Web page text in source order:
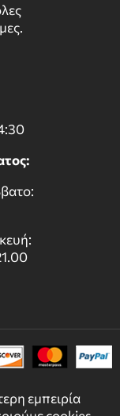
εμπειρία